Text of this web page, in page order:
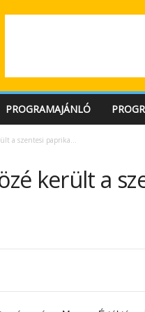
PROGRAMAJÁNLÓ
a szentesi paprika…
került a